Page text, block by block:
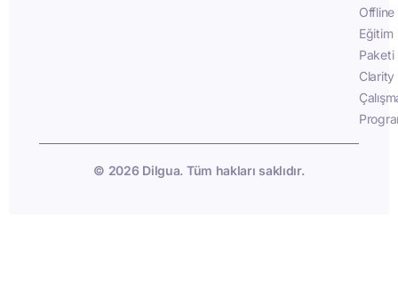
Offline
Eğitim
Paketi
Clarity
© 2026 Dilgua. Tüm hakları saklıdır.